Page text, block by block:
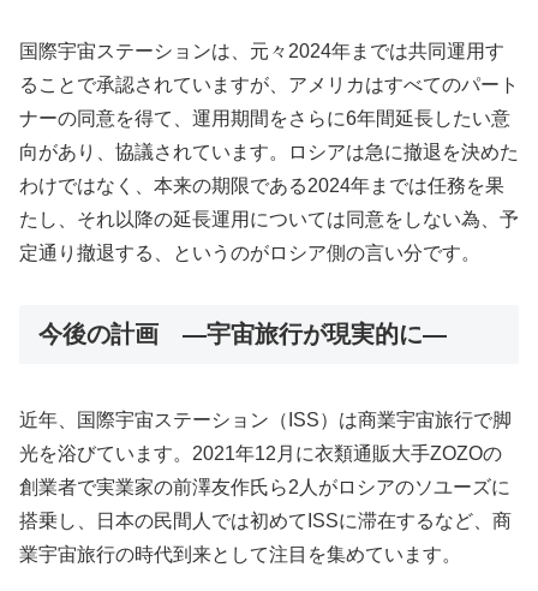
国際宇宙ステーションは、元々2024年までは共同運用す
ることで承認されていますが、アメリカはすべてのパート
ナーの同意を得て、運用期間をさらに6年間延長したい意
向があり、協議されています。ロシアは急に撤退を決めた
わけではなく、本来の期限である2024年までは任務を果
たし、それ以降の延長運用については同意をしない為、予
定通り撤退する、というのがロシア側の言い分です。
今後の計画 ―宇宙旅行が現実的に―
近年、国際宇宙ステーション（ISS）は商業宇宙旅行で脚
光を浴びています。2021年12月に衣類通販大手ZOZOの
創業者で実業家の前澤友作氏ら2人がロシアのソユーズに
搭乗し、日本の民間人では初めてISSに滞在するなど、商
業宇宙旅行の時代到来として注目を集めています。